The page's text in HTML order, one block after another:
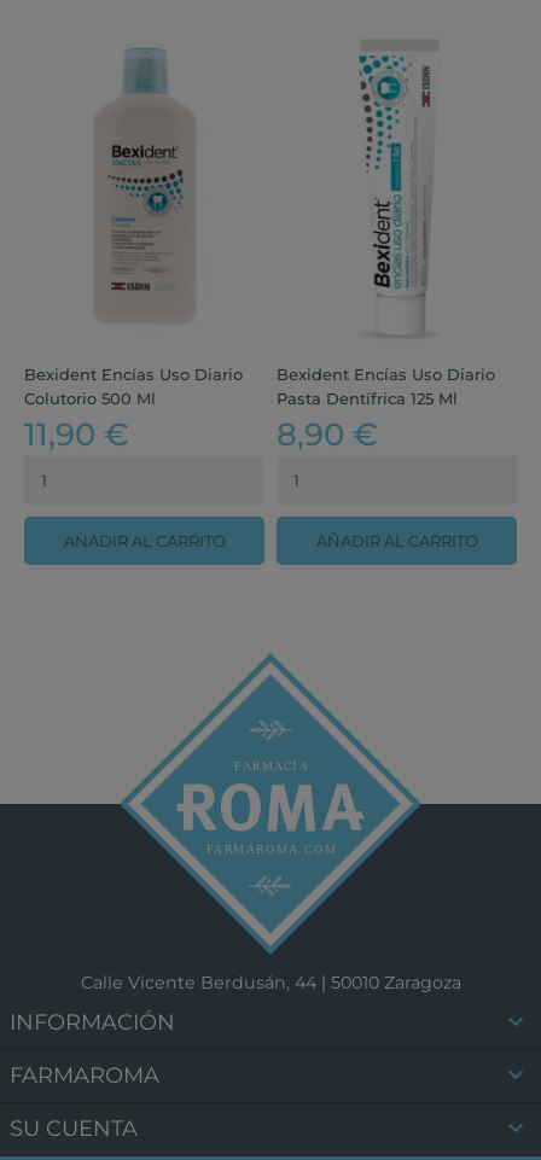
Bexident Encías Uso Diario
Colutorio 500 Ml
11,90 €
AÑADIR AL CARRITO
Bexident Encías Uso Diario
Pasta Dentífrica 125 Ml
8,90 €
AÑADIR AL CARRITO
Calle Vicente Berdusán, 44 | 50010 Zaragoza
INFORMACIÓN 
FARMAROMA 
SU CUENTA 